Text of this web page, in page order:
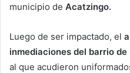
municipio de Acatzingo.
Luego de ser impactado, el
inmediaciones del barrio
al que acudieron